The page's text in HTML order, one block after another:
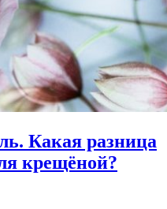
Какая разница
крещёной?